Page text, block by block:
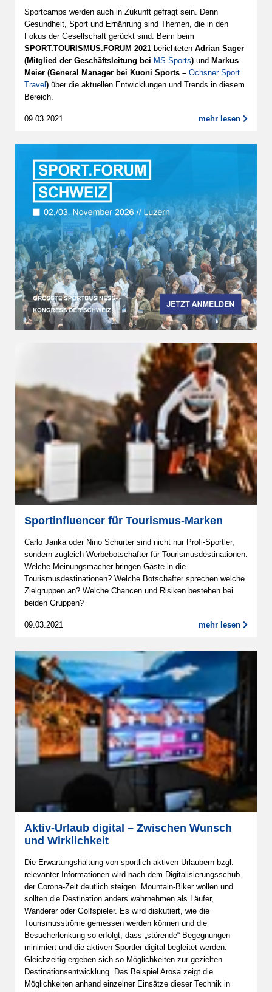
Sportcamps werden auch in Zukunft gefragt sein. Denn
Gesundheit, Sport und Ernährung sind Themen, die in den
Fokus der Gesellschaft gerückt sind. Beim beim
SPORT.TOURISMUS.FORUM 2021 berichteten Adrian Sager
(Mitglied der Geschäftsleitung bei MS Sports) und Markus
Meier (General Manager bei Kuoni Sports – Ochsner Sport
Travel) über die aktuellen Entwicklungen und Trends in diesem
Bereich.
09.03.2021 mehr lesen
Sportinfluencer für Tourismus-Marken
Carlo Janka oder Nino Schurter sind nicht nur Profi-Sportler,
sondern zugleich Werbebotschafter für Tourismusdestinationen.
Welche Meinungsmacher bringen Gäste in die
Tourismusdestinationen? Welche Botschafter sprechen welche
Zielgruppen an? Welche Chancen und Risiken bestehen bei
beiden Gruppen?
09.03.2021 mehr lesen
Aktiv-Urlaub digital – Zwischen Wunsch
und Wirklichkeit
Die Erwartungshaltung von sportlich aktiven Urlaubern bzgl.
relevanter Informationen wird nach dem Digitalisierungsschub
der Corona-Zeit deutlich steigen. Mountain-Biker wollen und
sollten die Destination anders wahrnehmen als Läufer,
Wanderer oder Golfspieler. Es wird diskutiert, wie die
Tourismusströme gemessen werden können und die
Besucherlenkung so erfolgt, dass „störende“ Begegnungen
minimiert und die aktiven Sportler digital begleitet werden.
Gleichzeitig ergeben sich so Möglichkeiten zur gezielten
Destinationsentwicklung. Das Beispiel Arosa zeigt die
Möglichkeiten anhand einzelner Einsätze dieser Technik in